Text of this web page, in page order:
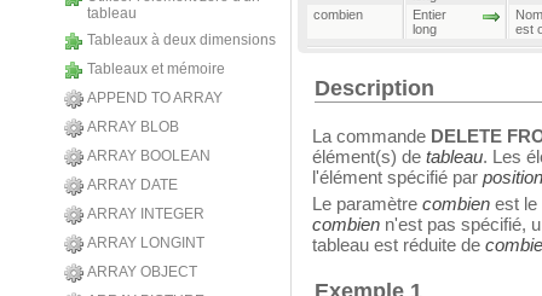
tableau
Tableaux à deux dimensions
Tableaux et mémoire
APPEND TO ARRAY
ARRAY BLOB
ARRAY BOOLEAN
ARRAY DATE
ARRAY INTEGER
ARRAY LONGINT
ARRAY OBJECT
combien
Entier
long
est
Description
La commande DELETE
élément(s) de tableau. Les
l'élément spécifié par
Le paramètre combien est le
combien n'est pas spécifié,
tableau est réduite de
Exemple 1